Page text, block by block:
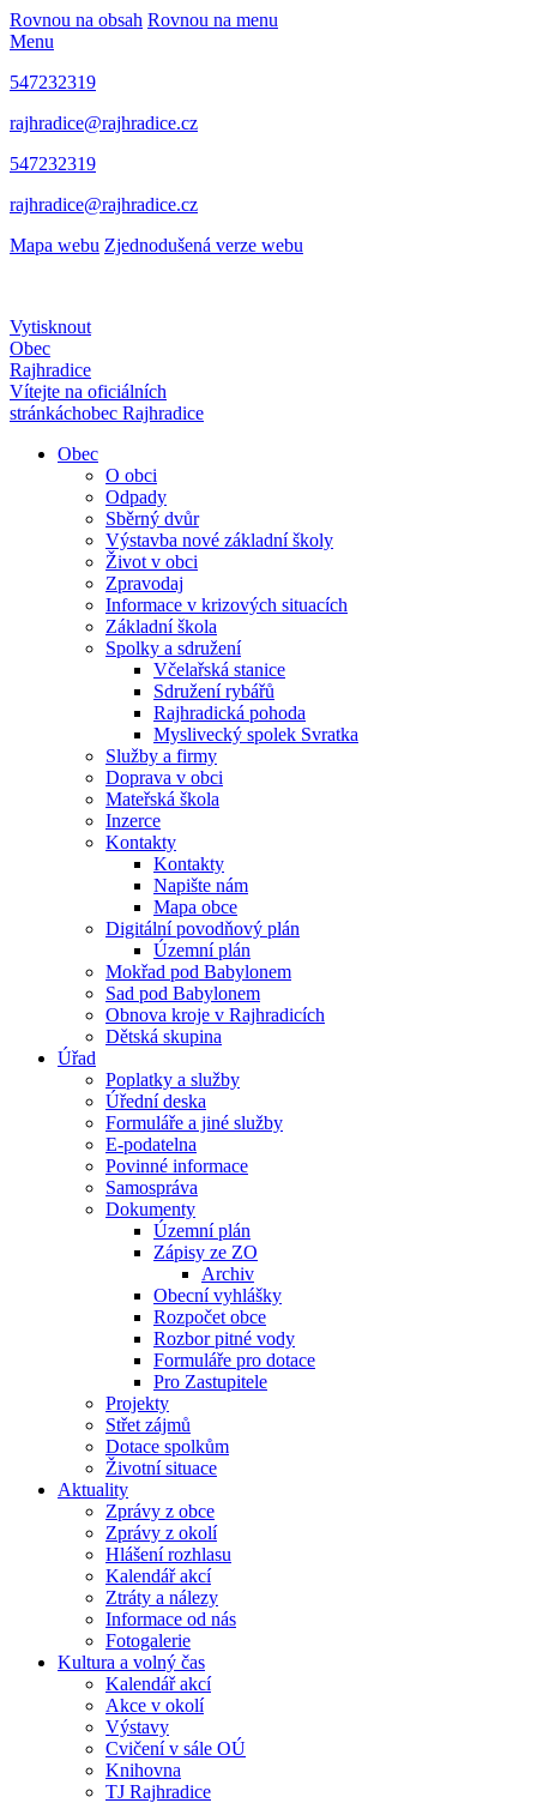
Rovnou na obsah Rovnou na menu
Menu
547232319
rajhradice@rajhradice.cz
547232319
rajhradice@rajhradice.cz
Mapa webu Zjednodušená verze webu
Vytisknout
Obec
Rajhradice
Vítejte na oficiálních
stránkáchobec Rajhradice
Obec
O obci
Odpady
Sběrný dvůr
Výstavba nové základní školy
Život v obci
Zpravodaj
Informace v krizových situacích
Základní škola
Spolky a sdružení
Včelařská stanice
Sdružení rybářů
Rajhradická pohoda
Myslivecký spolek Svratka
Služby a firmy
Doprava v obci
Mateřská škola
Inzerce
Kontakty
Kontakty
Napište nám
Mapa obce
Digitální povodňový plán
Územní plán
Mokřad pod Babylonem
Sad pod Babylonem
Obnova kroje v Rajhradicích
Dětská skupina
Úřad
Poplatky a služby
Úřední deska
Formuláře a jiné služby
E-podatelna
Povinné informace
Samospráva
Dokumenty
Územní plán
Zápisy ze ZO
Archiv
Obecní vyhlášky
Rozpočet obce
Rozbor pitné vody
Formuláře pro dotace
Pro Zastupitele
Projekty
Střet zájmů
Dotace spolkům
Životní situace
Aktuality
Zprávy z obce
Zprávy z okolí
Hlášení rozhlasu
Kalendář akcí
Ztráty a nálezy
Informace od nás
Fotogalerie
Kultura a volný čas
Kalendář akcí
Akce v okolí
Výstavy
Cvičení v sále OÚ
Knihovna
TJ Rajhradice